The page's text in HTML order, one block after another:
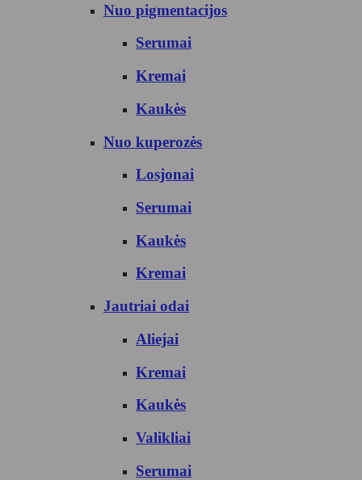
Nuo pigmentacijos
Serumai
Kremai
Kaukės
Nuo kuperozės
Losjonai
Serumai
Kaukės
Kremai
Jautriai odai
Aliejai
Kremai
Kaukės
Valikliai
Serumai